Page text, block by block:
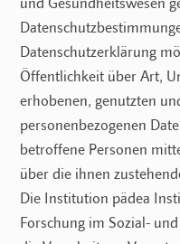
Datenschutzerklärung
Öffentlichkeit über Art,
erhobenen, genutzten
personenbezogenen
betroffene Personen
über die ihnen
Die Institution pädea
Forschung im Sozial-